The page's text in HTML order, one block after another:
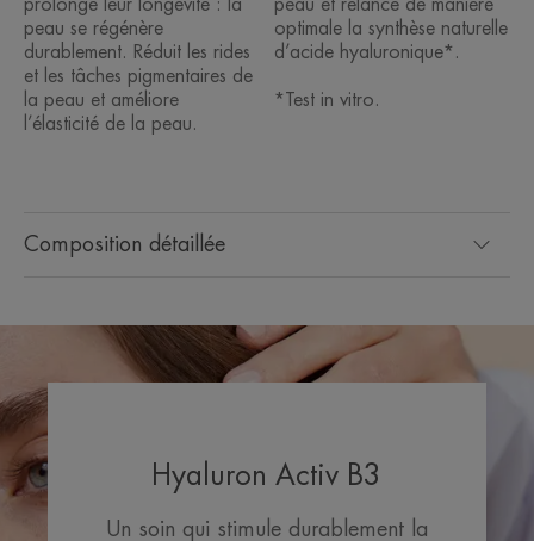
Composition détaillée
prolonge leur longévité : la
peau se régénère
durablement. Réduit les rides
et les tâches pigmentaires de
la peau et améliore
l’élasticité de la peau.
peau et relance de manière
optimale la synthèse naturelle
d’acide hyaluronique*.
*Test in vitro.
Hyaluron Activ B3
Un soin qui stimule durablement la